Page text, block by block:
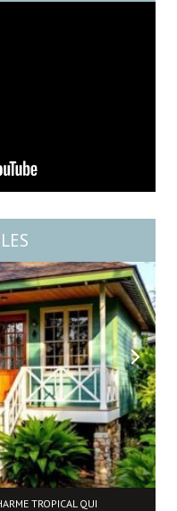
TROPICAL QUI